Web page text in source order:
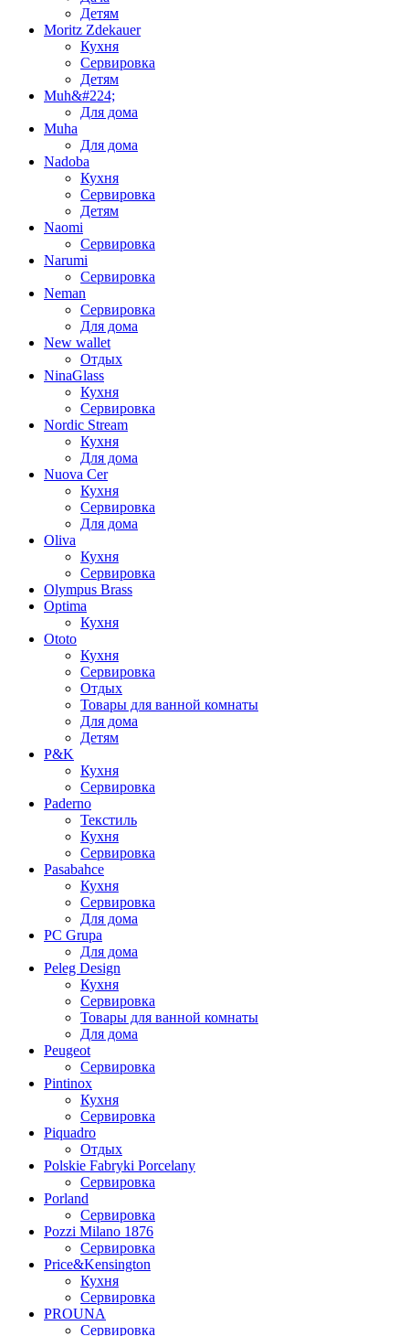
Детям
Moritz Zdekauer
Кухня
Сервировка
Детям
Muh&#224;
Для дома
Muha
Для дома
Nadoba
Кухня
Сервировка
Детям
Naomi
Сервировка
Narumi
Сервировка
Neman
Сервировка
Для дома
New wallet
Отдых
NinaGlass
Кухня
Сервировка
Nordic Stream
Кухня
Для дома
Nuova Cer
Кухня
Сервировка
Для дома
Oliva
Кухня
Сервировка
Olympus Brass
Optima
Кухня
Ototo
Кухня
Сервировка
Отдых
Товары для ванной комнаты
Для дома
Детям
P&K
Кухня
Сервировка
Paderno
Текстиль
Кухня
Сервировка
Pasabahce
Кухня
Сервировка
Для дома
PC Grupa
Для дома
Peleg Design
Кухня
Сервировка
Товары для ванной комнаты
Для дома
Peugeot
Сервировка
Pintinox
Кухня
Сервировка
Piquadro
Отдых
Polskie Fabryki Porcelany
Сервировка
Porland
Сервировка
Pozzi Milano 1876
Сервировка
Price&Kensington
Кухня
Сервировка
PROUNA
Сервировка